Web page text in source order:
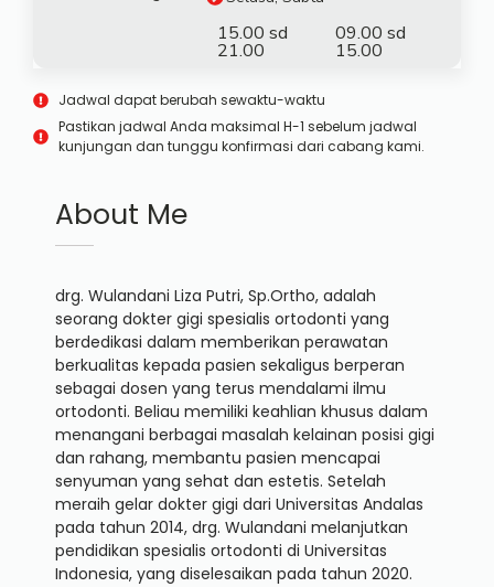
15.00 sd
21.00
09.00 sd
15.00
Jadwal dapat berubah sewaktu-waktu
Pastikan jadwal Anda maksimal H-1 sebelum jadwal
kunjungan dan tunggu konfirmasi dari cabang kami.
About Me
drg. Wulandani Liza Putri, Sp.Ortho, adalah
seorang dokter gigi spesialis ortodonti yang
berdedikasi dalam memberikan perawatan
berkualitas kepada pasien sekaligus berperan
sebagai dosen yang terus mendalami ilmu
ortodonti. Beliau memiliki keahlian khusus dalam
menangani berbagai masalah kelainan posisi gigi
dan rahang, membantu pasien mencapai
senyuman yang sehat dan estetis. Setelah
meraih gelar dokter gigi dari Universitas Andalas
pada tahun 2014, drg. Wulandani melanjutkan
pendidikan spesialis ortodonti di Universitas
Indonesia, yang diselesaikan pada tahun 2020.